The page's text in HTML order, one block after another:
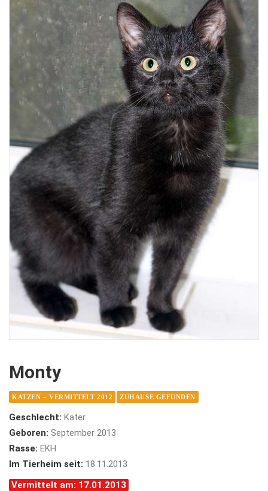
Monty
KATZEN – VERMITTELT 2012 ZUHAUSE GEFUNDEN
Geschlecht: Kater
Geboren: September 2013
Rasse: EKH
Im Tierheim seit: 18.11.2013
Vermittelt am: 17.01.2013